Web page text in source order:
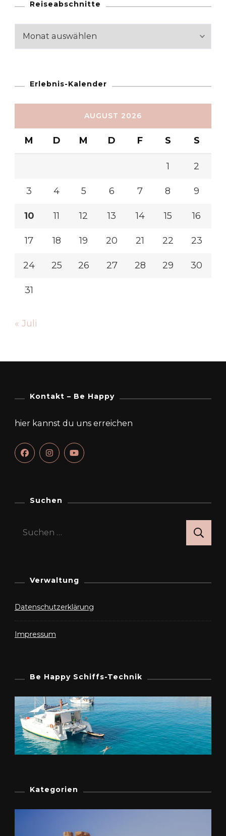
Reiseabschnitte
Reiseabschnitte
Erlebnis-Kalender
AUGUST 2026
M D M D F S S
1 2
3 4 5 6 7 8 9
10 11 12 13 14 15 16
17 18 19 20 21 22 23
24 25 26 27 28 29 30
31
« Juli
Kontakt – Be Happy
hier kannst du uns erreichen
Suchen
Suchen
Verwaltung
Datenschutzerklärung
Impressum
Be Happy Schiffs-Technik
Kategorien